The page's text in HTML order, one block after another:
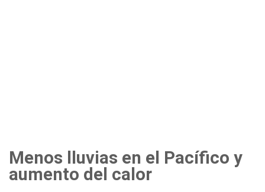
Menos lluvias en el Pacífico y
aumento del calor